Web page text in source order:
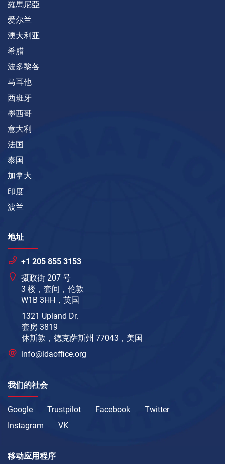
羅馬尼亞
爱尔兰
澳大利亚
希腊
波多黎各
马耳他
西班牙
墨西哥
意大利
法国
泰国
加拿大
印度
波兰
地址
+1 205 855 3153
摄政街 207 号
3 楼，套间，伦敦
W1B 3HH，英国
1321 Upland Dr.
套房 3819
休斯敦，德克萨斯州 77043，美国
info@idaoffice.org
我们的社会
Google Trustpilot Facebook
Twitter
Instagram
VK
移动应用程序